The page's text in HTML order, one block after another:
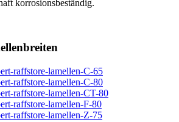
korrosionsbeständig.